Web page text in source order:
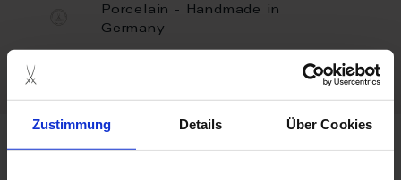
Zustimmung Details Über Cookies
Porcelain - Handmade in
Germany
more products from the tree